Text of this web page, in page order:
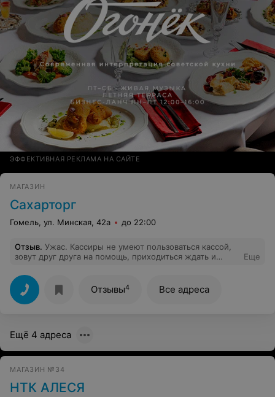
ЭФФЕКТИВНАЯ РЕКЛАМА НА САЙТЕ
МАГАЗИН
Сахарторг
Гомель, ул. Минская, 42а до 22:00
Отзыв. Ужас. Кассиры не умеют пользоваться кассой,
зовут друг друга на помощь, приходиться ждать и
неприветливы. Узкие проходы, неудобно на кассе
выкладывать продукты. Но кассиры это просто полный
ужас.
Еще
Отзывы4 Все адреса
Ещё 4 адреса
МАГАЗИН №34
НТК АЛЕСЯ